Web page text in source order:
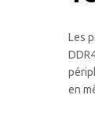
Les
en